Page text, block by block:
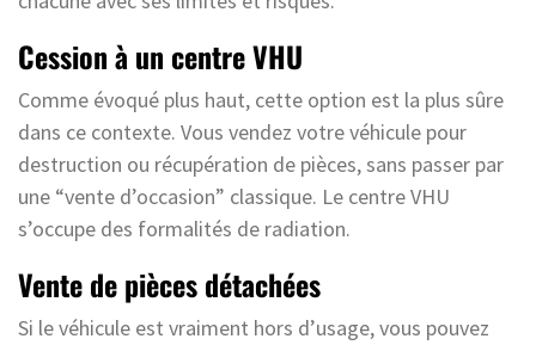
Cession à un centre VHU
Comme évoqué plus haut, cette option est la plus sûre
dans ce contexte. Vous vendez votre véhicule pour
destruction ou récupération de pièces, sans passer par
une “vente d’occasion” classique. Le centre VHU
s’occupe des formalités de radiation.
Vente de pièces détachées
Si le véhicule est vraiment hors d’usage, vous pouvez